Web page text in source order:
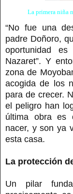
La primera niña
“No fue una
padre Doñoro,
oportunidad
Nazaret”. Y
zona de
acogida de los
para de crecer.
el peligro han
última obra es
nacer, y son ya
esta casa.
La protección
Un pilar